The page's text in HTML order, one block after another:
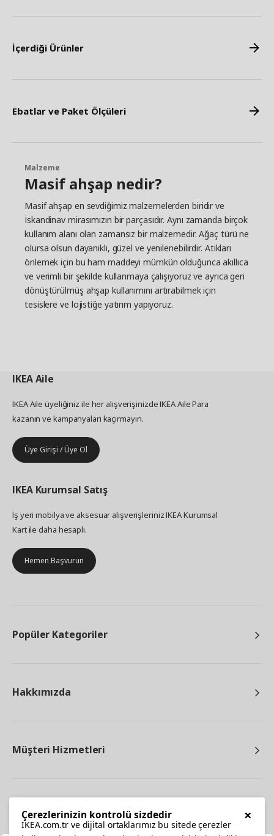
İçerdiği Ürünler
Ebatlar ve Paket Ölçüleri
Malzeme
Masif ahşap nedir?
Masif ahşap en sevdiğimiz malzemelerden biridir ve
İskandinav mirasımızın bir parçasıdır. Aynı zamanda birçok
kullanım alanı olan zamansız bir malzemedir. Ağaç türü ne
olursa olsun dayanıklı, güzel ve yenilenebilirdir. Atıkları
önlemek için bu ham maddeyi mümkün olduğunca akıllıca
ve verimli bir şekilde kullanmaya çalışıyoruz ve ayrıca geri
dönüştürülmüş ahşap kullanımını artırabilmek için
tesislere ve lojistiğe yatırım yapıyoruz.
IKEAAile
IKEA Aile üyeliğiniz ile her alışverişinizde IKEA Aile Para
kazanın ve kampanyaları kaçırmayın.
Üye Girişi / Üye Ol
IKEA Kurumsal Satış
İş yeri mobilya ve aksesuar alışverişleriniz IKEA Kurumsal
Kart ile daha hesaplı.
Hemen Başvurun
Popüler Kategoriler
Hakkımızda
Müşteri Hizmetleri
×
Çerezlerinizin kontrolü sizdedir
IKEA.com.tr ve dijital ortaklarımız bu sitede çerezler